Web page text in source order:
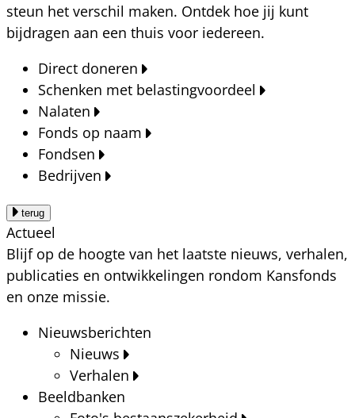
steun het verschil maken. Ontdek hoe jij kunt
bijdragen aan een thuis voor iedereen.
Direct doneren
Schenken met belastingvoordeel
Nalaten
Fonds op naam
Fondsen
Bedrijven
terug
Actueel
Blijf op de hoogte van het laatste nieuws, verhalen,
publicaties en ontwikkelingen rondom Kansfonds
en onze missie.
Nieuwsberichten
Nieuws
Verhalen
Beeldbanken